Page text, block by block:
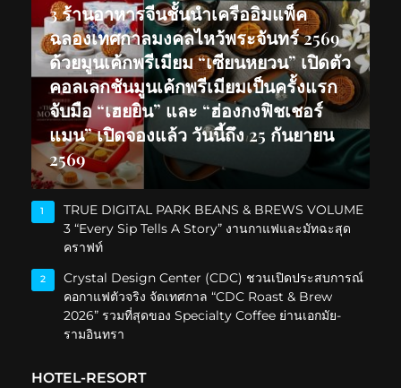
3 ร้านอาหารจีนชั้นนำเครืออิมแพ็ค
ฉลองเทศกาลมงคลไหว้พระจันทร์ 2569
ด้วยมูนเค้กพรีเมียม “เซียนหยวน” เปิดตัว
คอลเลกชันมูนเค้กพรีเมียมเป็นครั้งแรก
จับมือ “เฮยยิน” และ “ฮ่องกงฟิชเชอร์
แมน” เปิดจองแล้ว วันนี้ถึง 25 กันยายน
2569
1
TRUE DIGITAL PARK BEANS & BREWS VOLUME
3 “Every Sip Tells A Story” งานกาแฟและมัทฉะสุด
คราฟท์
2
Crystal Design Center (CDC) ชวนเปิดประสบการณ์
คอกาแฟตัวจริง จัดเทศกาล “CDC Roast & Brew
2026” รวมที่สุดของ Specialty Coffee ย่านเอกมัย-
รามอินทรา
HOTEL-RESORT